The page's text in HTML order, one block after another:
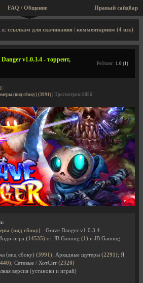
Правый сайдбар
FAQ / Общение
игры, торрент, скриншоты, видео
к: ссылкам для скачивания комментариям (4 шт.)
v1.0.3.4 - торрент,
Рейтинг: 1.0 (1)
(вид сбоку) (3991) | Просмотров: 8856
(вид сбоку)
Grave Danger v1.0.3.4
игра (14535) от JB Gaming (1) и JB Gaming
(вид сбоку) (3991); Аркадные шутеры (2291); Я
; Сетевые / ХотСит (2320)
версия (установи и играй)